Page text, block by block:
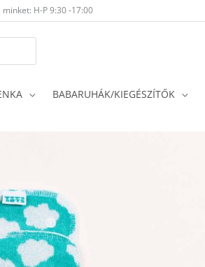
H-P 9:30 -17:00
BABARUHÁK/KIEGÉSZÍTŐK